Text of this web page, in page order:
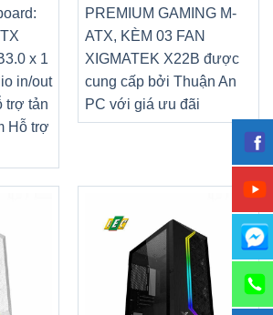
x 1
in/out
trợ tản
Hỗ trợ
PREMIUM GAMING M-
ATX, KÈM 03 FAN
XIGMATEK X22B được
cung cấp bởi Thuận An
PC với giá ưu đãi